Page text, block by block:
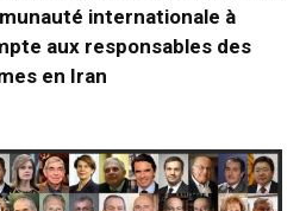
internationale à
aux responsables des
en Iran